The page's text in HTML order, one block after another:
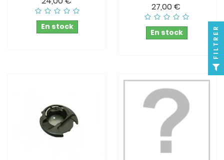
En stock
27,00 €
En stock FILTRER